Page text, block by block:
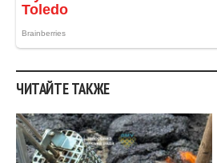
ЧИТАЙТЕ ТАКЖЕ